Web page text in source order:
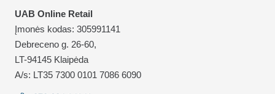
UAB Online Retail
Įmonės kodas: 305991141
Debreceno g. 26-60,
LT-94145 Klaipėda
A/s: LT35 7300 0101 7086 6090